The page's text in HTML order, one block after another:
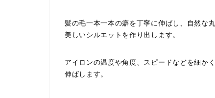
髪の毛一本一本の癖を丁寧に伸ばし、自然な
美しいシルエットを作り出します。
アイロンの温度や角度、スピードなどを細か
伸ばします。